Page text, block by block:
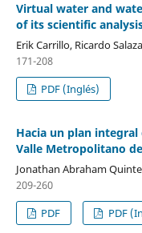
Virtual water and
of its scientific
Erik Carrillo, Ricardo
171-208
PDF (Inglés)
Hacia un plan
Valle Metropolitano
Jonathan Abraham
209-260
PDF
PDF